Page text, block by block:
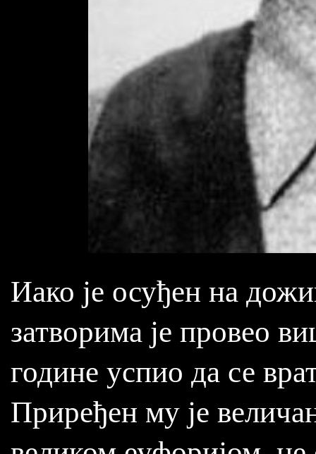
Иако је осуђен на
затворима је провео
године успио да се
Приређен му је